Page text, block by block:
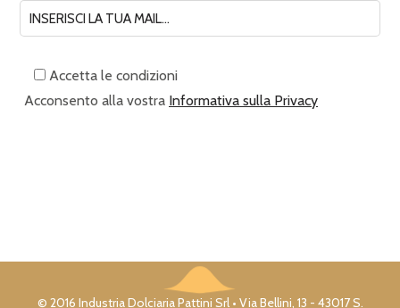
Accetta le condizioni
Acconsento alla vostra Informativa sulla Privacy
© 2016 Industria Dolciaria Pattini Srl • Via Bellini, 13 - 43017 S.